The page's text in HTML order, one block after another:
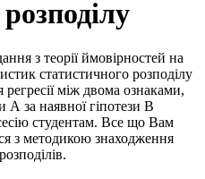
з теорії ймовірностей на
статистичного розподілу
між двома ознаками,
А за наявної гіпотези В
студентам. Все що Вам
з методикою знаходження